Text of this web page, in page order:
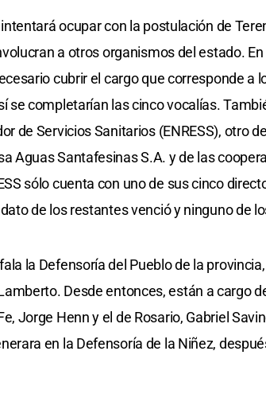
ocupar con la postulación de
a otros organismos del estado.
cubrir el cargo que corresponde a
se completarían las cinco vocalías.
de Servicios Sanitarios (ENRESS), otro
Aguas Santafesinas S.A. y de las
sólo cuenta con uno de sus cinco
de los restantes venció y ninguno de
la Defensoría del Pueblo de la
Desde entonces, están a cargo
Jorge Henn y el de Rosario, Gabriel
en la Defensoría de la Niñez,